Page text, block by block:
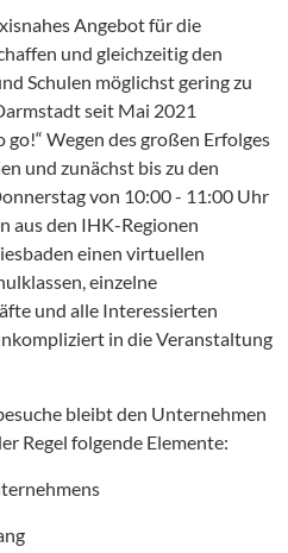
Angebot für die
und gleichzeitig den
Schulen möglichst gering zu
seit Mai 2021
Wegen des großen Erfolges
und zunächst bis zu den
von 10:00 - 11:00 Uhr
aus den IHK-Regionen
einen virtuellen
einzelne
und alle Interessierten
in die Veranstaltung
bleibt den Unternehmen
Regel folgende Elemente: